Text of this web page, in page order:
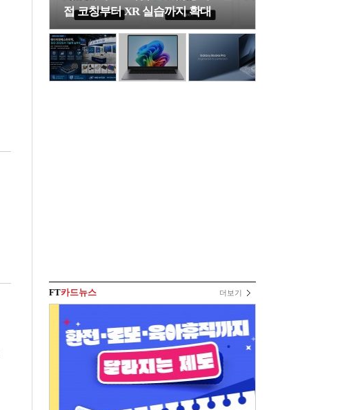
접 코칭부터 XR 실습까지 확대
FT카드뉴스 더보기